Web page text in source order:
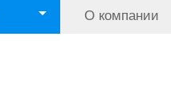
О компании